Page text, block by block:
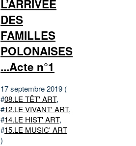
L’ARRIVÉE
DES
FAMILLES
POLONAISES
...Acte n°1
17 septembre 2019 (
#08.LE TÊT' ART,
#12.LE VIVANT' ART,
#14.LE HIST' ART,
#15.LE MUSIC' ART
)